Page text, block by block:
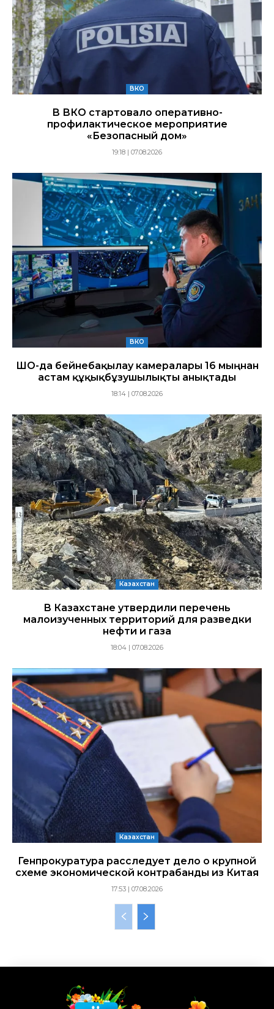
ВКО
В ВКО стартовало оперативно-
профилактическое мероприятие
«Безопасный дом»
19:18 | 07.08.2026
ВКО
ШҚО-да бейнебақылау камералары 16 мыңнан
астам құқықбұзушылықты анықтады
18:14 | 07.08.2026
Казахстан
В Казахстане утвердили перечень
малоизученных территорий для разведки
нефти и газа
18:04 | 07.08.2026
Казахстан
Генпрокуратура расследует дело о крупной
схеме экономической контрабанды из Китая
17:53 | 07.08.2026